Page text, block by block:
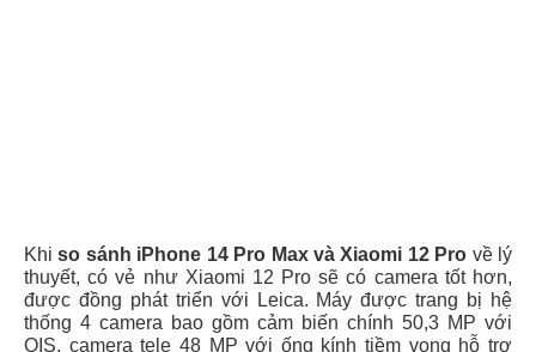
Khiso sánh iPhone 14 Pro Max và Xiaomi 12 Pro về lý
thuyết, có vẻ như Xiaomi 12 Pro sẽ có camera tốt hơn,
được đồng phát triển với Leica. Máy được trang bị hệ
thống 4 camera bao gồm cảm biến chính 50,3 MP với
OIS, camera tele 48 MP với ống kính tiềm vọng hỗ trợ